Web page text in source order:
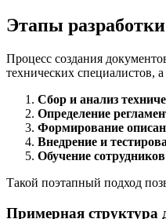
Этапы
Процесс создания
технических специалистов,
Сбор и анализ
Определение
Формирование
Внедрение и
Обучение
Такой поэтапный подход
Примерная структура